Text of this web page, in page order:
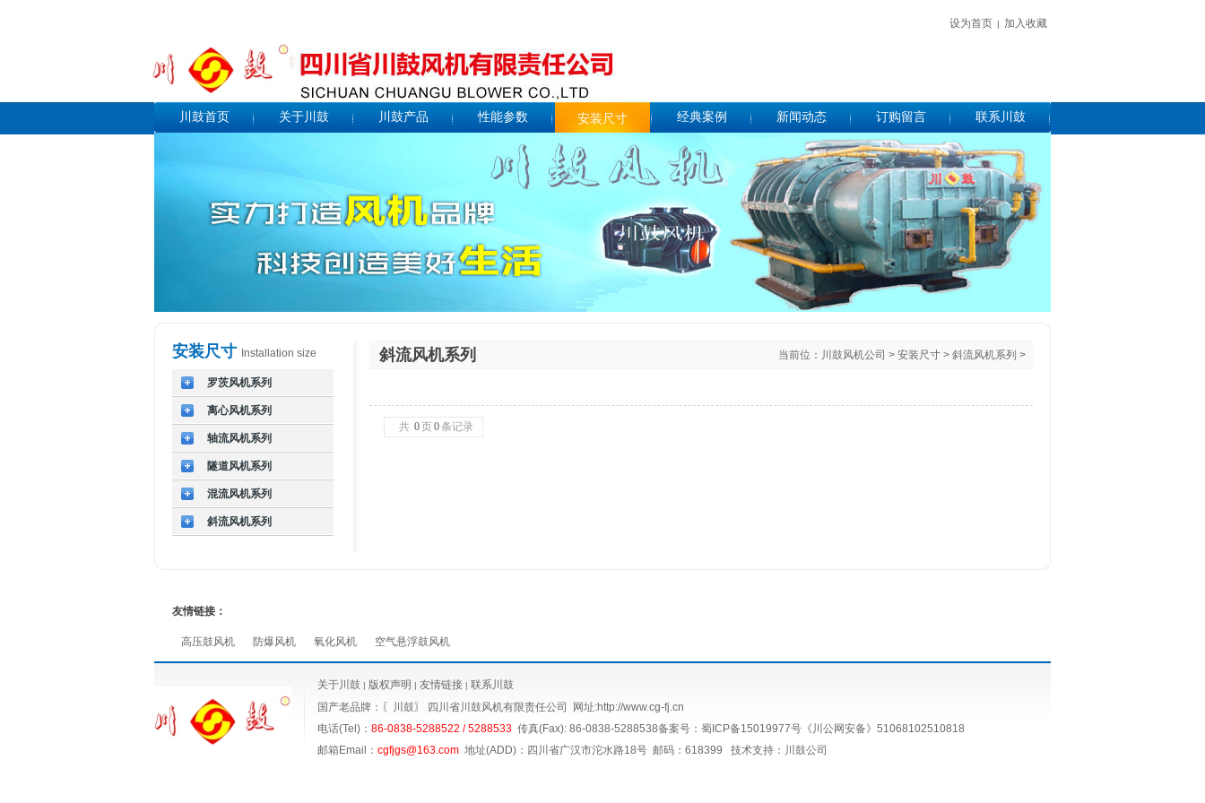
设为首页 | 加入收藏
川鼓首页 关于川鼓 川鼓产品 性能参数 安装尺寸 经典案例 新闻动态 订购留言 联系川鼓
安装尺寸 Installation size
罗茨风机系列
离心风机系列
轴流风机系列
隧道风机系列
混流风机系列
斜流风机系列
当前位： 川鼓风机公司 > 安装尺寸 > 斜流风机系列 >
斜流风机系列
共 0页0条记录
友情链接：
高压鼓风机 防爆风机 氧化风机 空气悬浮鼓风机
关于川鼓 | 版权声明 | 友情链接 | 联系川鼓
国产老品牌：〖川鼓〗
四川省川鼓风机有限责任公司
网址:http://www.cg-fj.cn
电话(Tel)： 86-0838-5288522 / 5288533 传真(Fax): 86-0838-5288538备案号： 蜀ICP备15019977号 《川公网安备》51068102510818
邮箱Email： cgfjgs@163.com 地址(ADD)：四川省广汉市沱水路18号 邮码：618399 技术支持： 川鼓公司